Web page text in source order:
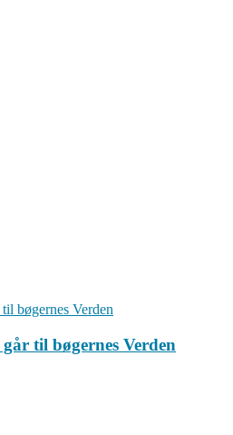
til bøgernes Verden